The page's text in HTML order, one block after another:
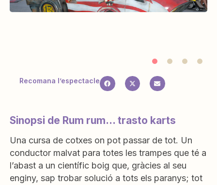
Recomana l’espectacle
Sinopsi de Rum rum... trasto karts
Una cursa de cotxes on pot passar de tot. Un
conductor malvat para totes les trampes que té a
l’abast a un científic boig que, gràcies al seu
enginy, sap trobar solució a tots els paranys; tot